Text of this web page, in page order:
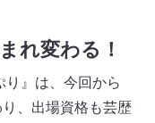
れ変わる！
り』は、今回から
、出場資格も芸歴